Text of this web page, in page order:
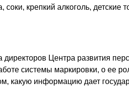
соки, крепкий алкоголь, детские
директоров Центра развития
системы маркировки, о ее
какую информацию дает